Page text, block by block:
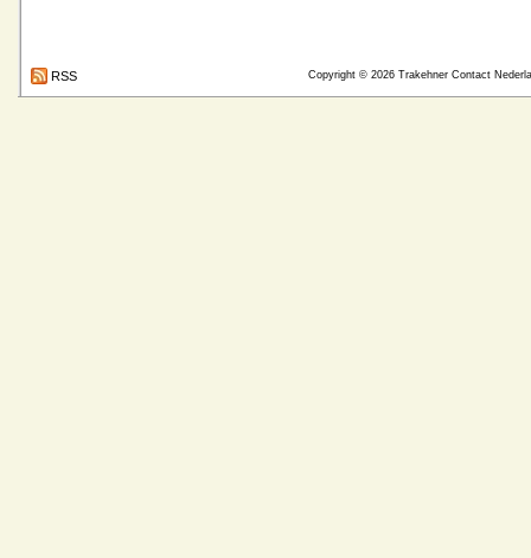
Copyright © 2026 Trakehner Contact
RSS